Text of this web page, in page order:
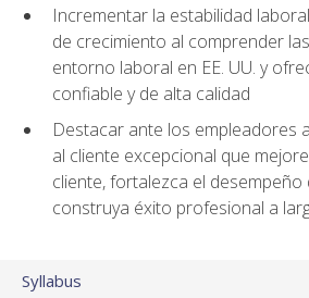
Incrementar la estabilidad
de crecimiento al comprender
entorno laboral en EE. UU. y
confiable y de alta calidad
Destacar ante los empleadores
al cliente excepcional que
cliente, fortalezca el desempeño
construya éxito profesional a
Syllabus